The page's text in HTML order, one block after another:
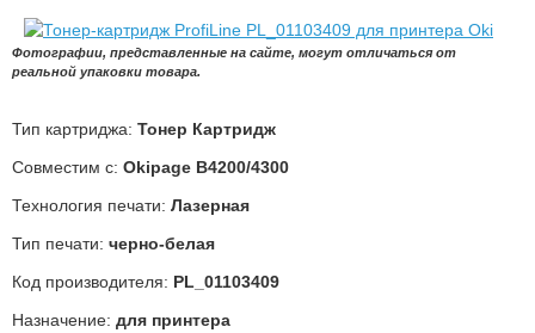
Фотографии, представленные на сайте, могут отличаться от
реальной упаковки товара.
Тип картриджа: Тонер Картридж
Совместим с: Okipage B4200/4300
Технология печати: Лазерная
Тип печати: черно-белая
Код производителя: PL_01103409
Назначение: для принтера